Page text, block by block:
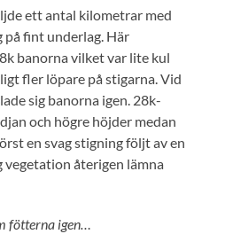
ett antal kilometrar med
fint underlag. Här
banorna vilket var lite kul
fler löpare på stigarna. Vid
sig banorna igen. 28k-
och högre höjder medan
en svag stigning följt av en
återigen lämna
fötterna igen…